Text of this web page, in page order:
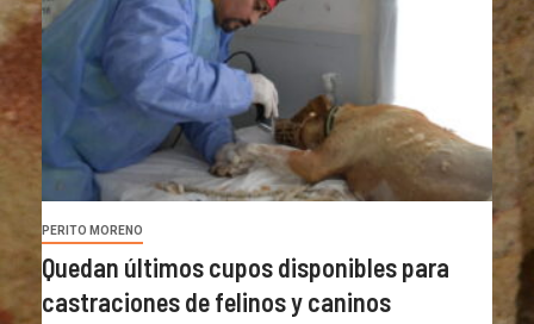
PERITO MORENO
Quedan últimos cupos disponibles para
castraciones de felinos y caninos